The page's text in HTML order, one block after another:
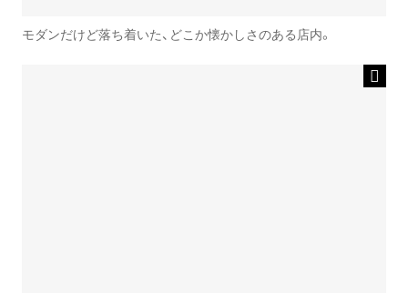
モダンだけど落ち着いた、どこか懐かしさのある店内。